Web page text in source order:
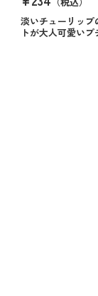
淡いチューリップ
トが大人可愛いプ